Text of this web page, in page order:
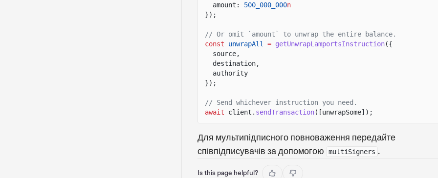
amount:
500_000_000n
});
// Or omit `amount` to unwrap the entire balance.
const
unwrapAll = getUnwrapLamportsInstruction({
source,
destination,
authority
});
// Send whichever instruction you need.
await
client. sendTransaction([unwrapSome]);
Для мультипідписного повноваження передайте
співпідписувачів за допомогою
multiSigners .
Is this page helpful?